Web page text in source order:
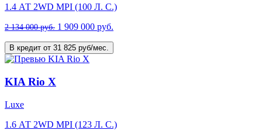
1.4 АТ 2WD MPI (100 Л. C.)
2 134 000 руб. 1 909 000 руб.
В кредит от 31 825 руб/мес.
KIA Rio X
Luxe
1.6 АТ 2WD MPI (123 Л. C.)